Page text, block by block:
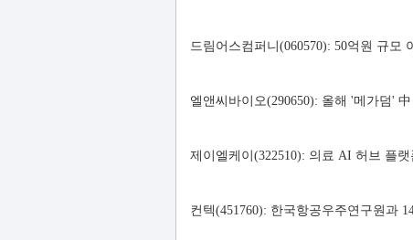
드림어스컴퍼니(060570): 50억원 규모
엘앤씨바이오(290650): 올해 '메가덤'
제이엘케이(322510): 의료 AI 허브 플
컨텍(451760): 한국항공우주연구원과